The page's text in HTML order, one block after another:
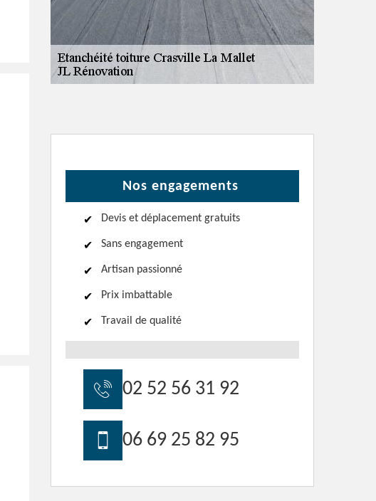
Nos engagements
Devis et déplacement gratuits
Sans engagement
Artisan passionné
Prix imbattable
Travail de qualité
02 52 56 31 92
06 69 25 82 95